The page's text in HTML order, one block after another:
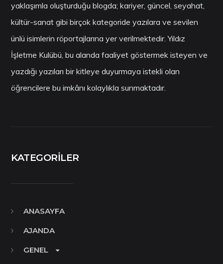
yaklaşımla oluşturduğu blogda; kariyer, güncel, seyahat,
kültür-sanat gibi birçok kategoride yazılara ve sevilen
ünlü isimlerin röportajlarına yer verilmektedir. Yıldız
İşletme Kulübü, bu alanda faaliyet göstermek isteyen ve
yazdığı yazıları bir kitleye duyurmaya istekli olan
öğrencilere bu imkânı kolaylıkla sunmaktadır.
KATEGORILER
ANASAYFA
AJANDA
GENEL